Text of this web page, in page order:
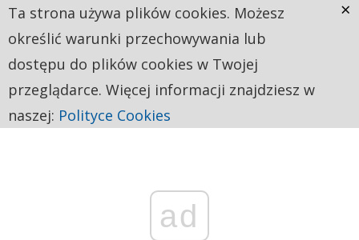
ad
Ta strona używa plików cookies. Możesz
określić warunki przechowywania lub
dostępu do plików cookies w Twojej
przeglądarce. Więcej informacji znajdziesz w
naszej: Polityce Cookies
×